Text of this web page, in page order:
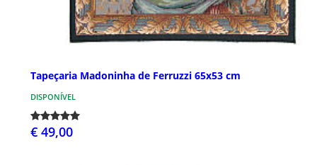
Tapeçaria Madoninha de Ferruzzi 65x53 cm
DISPONÍVEL
€ 49,00